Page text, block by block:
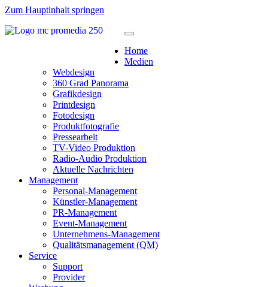
Zum Hauptinhalt springen
Home
Medien
Webdesign
360 Grad Panorama
Grafikdesign
Printdesign
Fotodesign
Produktfotografie
Pressearbeit
TV-Video Produktion
Radio-Audio Produktion
Aktuelle Nachrichten
Management
Personal-Management
Künstler-Management
PR-Management
Event-Management
Unternehmens-Management
Qualitätsmanagement (QM)
Service
Support
Provider